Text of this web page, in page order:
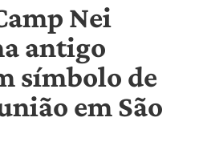
Nei
antigo
símbolo de
em São